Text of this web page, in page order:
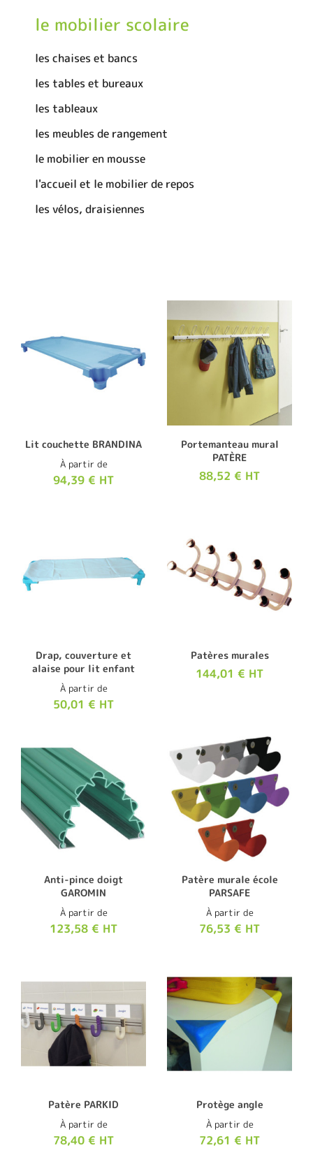
le mobilier scolaire
les chaises et bancs
les tables et bureaux
les tableaux
les meubles de rangement
le mobilier en mousse
l'accueil et le mobilier de repos
les vélos, draisiennes
Lit couchette BRANDINA
À partir de
94,39 € HT
Portemanteau mural
PATÈRE
88,52 € HT
Drap, couverture et
alaise pour lit enfant
À partir de
50,01 € HT
Patères murales
144,01 € HT
Anti-pince doigt
GAROMIN
À partir de
123,58 € HT
Patère murale école
PARSAFE
À partir de
76,53 € HT
Patère PARKID
À partir de
78,40 € HT
Protège angle
À partir de
72,61 € HT